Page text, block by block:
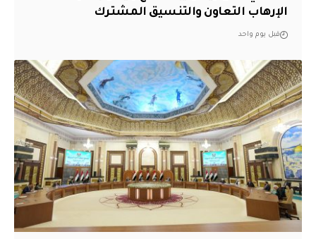
الإرهاب التعاون والتنسيق المشترك
قبل يوم واحد